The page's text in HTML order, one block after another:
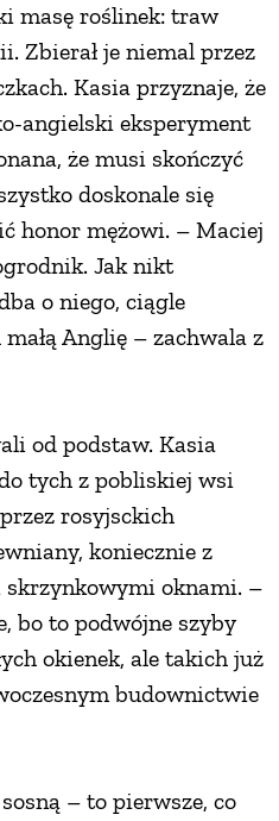
masę roślinek: traw
Zbierał je niemal przez
Kasia przyznaje, że
angielski eksperyment
że musi skończyć
doskonale się
honor mężowi. – Maciej
Jak nikt
o niego, ciągle
Anglię – zachwala z
od podstaw. Kasia
tych z pobliskiej wsi
rosyjsckich
koniecznie z
oknami. –
bo to podwójne szyby
okienek, ale takich już
budownictwie
– to pierwsze, co